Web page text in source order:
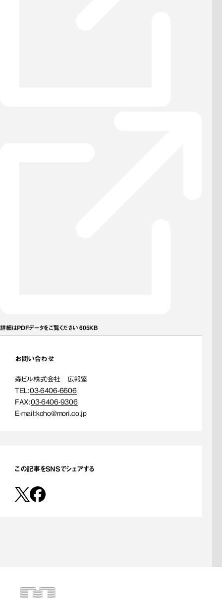
詳細はPDFデータをご覧ください 605KB
お問い合わせ
森ビル株式会社 広報室
TEL:03-6406-6606
FAX:03-6406-9306
E-mail:koho@mori.co.jp
この記事をSNSでシェアする